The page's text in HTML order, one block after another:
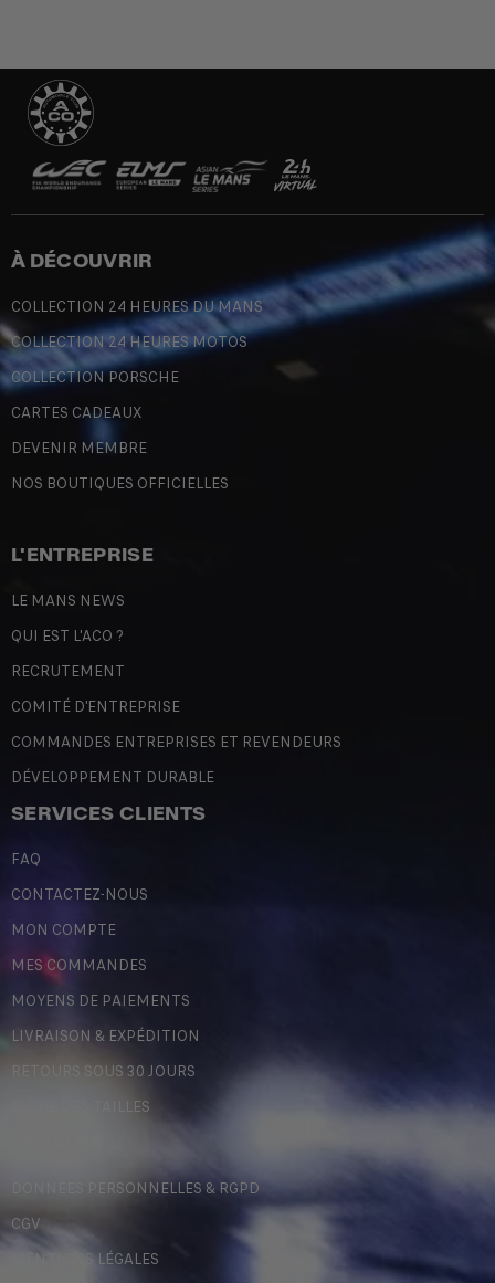
À DÉCOUVRIR
COLLECTION 24 HEURES DU MANS
COLLECTION 24 HEURES MOTOS
COLLECTION PORSCHE
CARTES CADEAUX
DEVENIR MEMBRE
NOS BOUTIQUES OFFICIELLES
L'ENTREPRISE
LE MANS NEWS
QUI EST L'ACO ?
RECRUTEMENT
COMITÉ D'ENTREPRISE
COMMANDES ENTREPRISES ET REVENDEURS
DÉVELOPPEMENT DURABLE
SERVICES CLIENTS
FAQ
CONTACTEZ-NOUS
MON COMPTE
MES COMMANDES
MOYENS DE PAIEMENTS
LIVRAISON & EXPÉDITION
RETOURS SOUS 30 JOURS
GUIDE DES TAILLES
DONNÉES PERSONNELLES & RGPD
CGV
MENTIONS LÉGALES